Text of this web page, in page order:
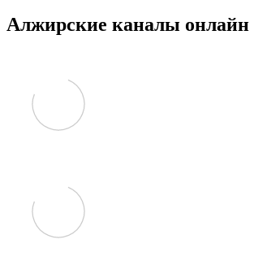
Алжирские каналы онлайн